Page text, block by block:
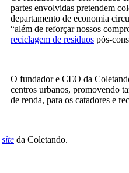
partes envolvidas pretendem
departamento de economia
“além de reforçar nossos
reciclagem de resíduos pós-
O fundador e CEO da
centros urbanos, promovendo
de renda, para os catadores e
site da Coletando.